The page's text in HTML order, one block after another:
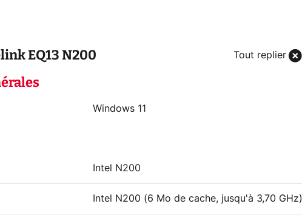
EQ13 N200 Tout replier
Windows 11
Intel N200
Intel N200 (6 Mo de cache, jusqu'à 3,70 GHz)